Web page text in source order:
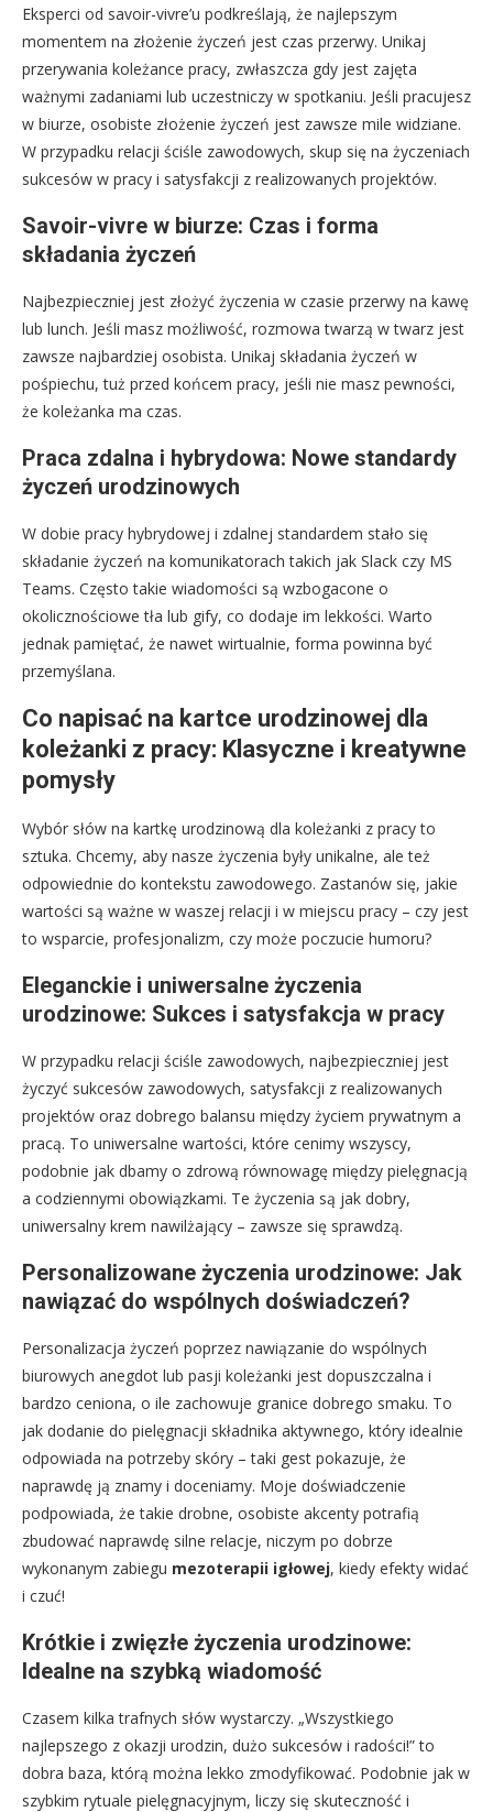
Eksperci od savoir-vivre’u podkreślają, że najlepszym
momentem na złożenie życzeń jest czas przerwy. Unikaj
przerywania koleżance pracy, zwłaszcza gdy jest zajęta
ważnymi zadaniami lub uczestniczy w spotkaniu. Jeśli pracujesz
w biurze, osobiste złożenie życzeń jest zawsze mile widziane.
W przypadku relacji ściśle zawodowych, skup się na życzeniach
sukcesów w pracy i satysfakcji z realizowanych projektów.
Savoir-vivre w biurze: Czas i forma
składania życzeń
Najbezpieczniej jest złożyć życzenia w czasie przerwy na kawę
lub lunch. Jeśli masz możliwość, rozmowa twarzą w twarz jest
zawsze najbardziej osobista. Unikaj składania życzeń w
pośpiechu, tuż przed końcem pracy, jeśli nie masz pewności,
że koleżanka ma czas.
Praca zdalna i hybrydowa: Nowe standardy
życzeń urodzinowych
W dobie pracy hybrydowej i zdalnej standardem stało się
składanie życzeń na komunikatorach takich jak Slack czy MS
Teams. Często takie wiadomości są wzbogacone o
okolicznościowe tła lub gify, co dodaje im lekkości. Warto
jednak pamiętać, że nawet wirtualnie, forma powinna być
przemyślana.
Co napisać na kartce urodzinowej dla
koleżanki z pracy: Klasyczne i kreatywne
pomysły
Wybór słów na kartkę urodzinową dla koleżanki z pracy to
sztuka. Chcemy, aby nasze życzenia były unikalne, ale też
odpowiednie do kontekstu zawodowego. Zastanów się, jakie
wartości są ważne w waszej relacji i w miejscu pracy – czy jest
to wsparcie, profesjonalizm, czy może poczucie humoru?
Eleganckie i uniwersalne życzenia
urodzinowe: Sukces i satysfakcja w pracy
W przypadku relacji ściśle zawodowych, najbezpieczniej jest
życzyć sukcesów zawodowych, satysfakcji z realizowanych
projektów oraz dobrego balansu między życiem prywatnym a
pracą. To uniwersalne wartości, które cenimy wszyscy,
podobnie jak dbamy o zdrową równowagę między pielęgnacją
a codziennymi obowiązkami. Te życzenia są jak dobry,
uniwersalny krem nawilżający – zawsze się sprawdzą.
Personalizowane życzenia urodzinowe: Jak
nawiązać do wspólnych doświadczeń?
Personalizacja życzeń poprzez nawiązanie do wspólnych
biurowych anegdot lub pasji koleżanki jest dopuszczalna i
bardzo ceniona, o ile zachowuje granice dobrego smaku. To
jak dodanie do pielęgnacji składnika aktywnego, który idealnie
odpowiada na potrzeby skóry – taki gest pokazuje, że
naprawdę ją znamy i doceniamy. Moje doświadczenie
podpowiada, że takie drobne, osobiste akcenty potrafią
zbudować naprawdę silne relacje, niczym po dobrze
wykonanym zabiegu mezoterapii igłowej, kiedy efekty widać
i czuć!
Krótkie i zwięzłe życzenia urodzinowe:
Idealne na szybką wiadomość
Czasem kilka trafnych słów wystarczy. „Wszystkiego
najlepszego z okazji urodzin, dużo sukcesów i radości!” to
dobra baza, którą można lekko zmodyfikować. Podobnie jak w
szybkim rytuale pielęgnacyjnym, liczy się skuteczność i